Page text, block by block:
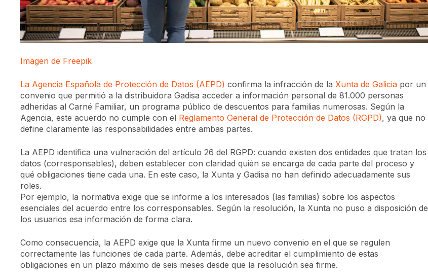
Imagen de Freepik
La Agencia Española de Protección de Datos (AEPD) confirma la infracción de la Xunta de Galicia por un
convenio que permitió a la distribuidora Gadisa acceder a información personal de 81.000 personas
adheridas al Carné Familiar, un programa público de descuentos para familias numerosas. Según la
Agencia, este acuerdo no cumple con el Reglamento General de Protección de Datos (RGPD), ya que no
define claramente las responsabilidades entre ambas partes.
La AEPD identifica una vulneración del artículo 26 del RGPD: cuando existen dos entidades que tratan los
datos (corresponsables), deben establecer con claridad quién se encarga de cada parte del proceso y
qué obligaciones tiene cada una. En este caso, la Xunta y Gadisa no han definido adecuadamente sus
roles.
Por ejemplo, la normativa exige que se informe a los interesados (las familias) sobre los aspectos
esenciales del acuerdo entre los corresponsables. Según la resolución, la Xunta no puso a disposición de
los usuarios esa información de forma clara.
Como consecuencia, la AEPD exige que la Xunta firme un nuevo convenio en el que se regulen
correctamente las funciones de cada parte. Además, debe acreditar el cumplimiento de estas
obligaciones en un plazo máximo de seis meses desde que la resolución sea firme.